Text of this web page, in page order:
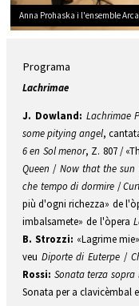
Anna Prohaska i l'ensemble
Programa
Lachrimae
J. Dowland: Lachrimae
some pitying angel,
6 en Sol menor, Z. 807 /
Queen / Now that the
che tempo di dormire /
più d'ogni richezza» de
imbalsamete» de l'òpera
B. Strozzi: «Lagrime
veu Diporte di Euterpe /
Rossi: Sonata terza
Sonata per a clavicèmbal